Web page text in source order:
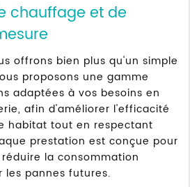
chauffage et de
offrons bien plus qu'un simple
proposons une gamme
adaptées à vos besoins en
afin d'améliorer l'efficacité
habitat tout en respectant
prestation est conçue pour
la consommation
pannes futures.